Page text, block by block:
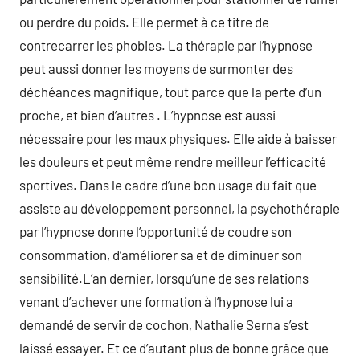
ou perdre du poids. Elle permet à ce titre de
contrecarrer les phobies. La thérapie par l’hypnose
peut aussi donner les moyens de surmonter des
déchéances magnifique, tout parce que la perte d’un
proche, et bien d’autres . L’hypnose est aussi
nécessaire pour les maux physiques. Elle aide à baisser
les douleurs et peut même rendre meilleur l’efficacité
sportives. Dans le cadre d’une bon usage du fait que
assiste au développement personnel, la psychothérapie
par l’hypnose donne l’opportunité de coudre son
consommation, d’améliorer sa et de diminuer son
sensibilité.L’an dernier, lorsqu’une de ses relations
venant d’achever une formation à l’hypnose lui a
demandé de servir de cochon, Nathalie Serna s’est
laissé essayer. Et ce d’autant plus de bonne grâce que